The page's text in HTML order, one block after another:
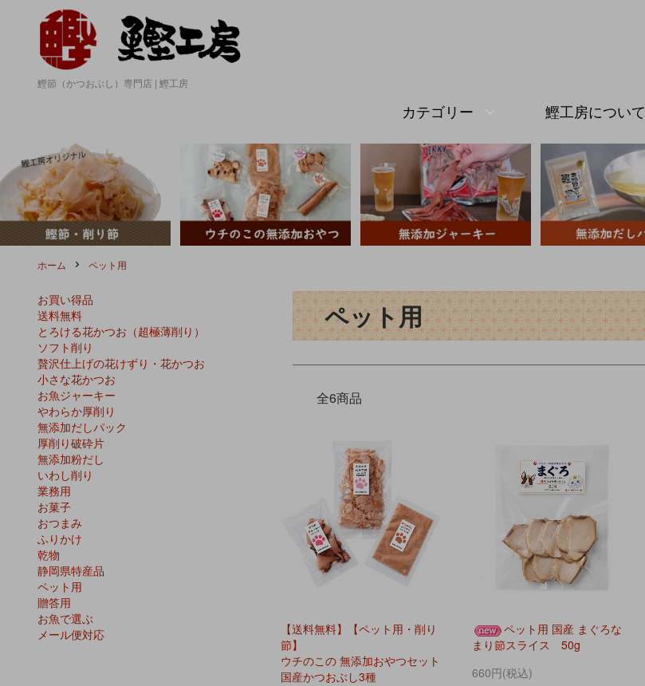
鰹節（かつおぶし）専門店 | 鰹工房
カテゴリー 鰹工房について
ホーム ペット用
ペット用
全6商品
【送料無料】【ペット用・削り
節】
ウチのこの 無添加おやつセット
国産かつおぶし3種
ペット用 国産 まぐろな
まり節スライス 50g
660円(税込)
お買い得品
送料無料
とろける花かつお（超極薄削り）
ソフト削り
贅沢仕上げの花けずり・花かつお
小さな花かつお
お魚ジャーキー
やわらか厚削り
無添加だしパック
厚削り破砕片
無添加粉だし
いわし削り
業務用
お菓子
おつまみ
ふりかけ
乾物
静岡県特産品
ペット用
贈答用
お魚で選ぶ
メール便対応